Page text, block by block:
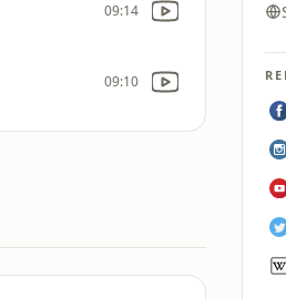
09:14
09:10